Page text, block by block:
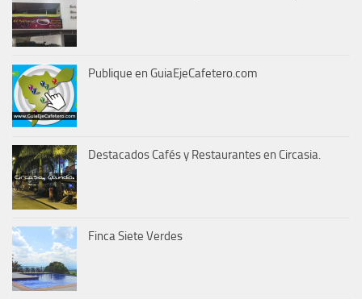
Publique en GuiaEjeCafetero.com
Destacados Cafés y Restaurantes en Circasia.
Finca Siete Verdes